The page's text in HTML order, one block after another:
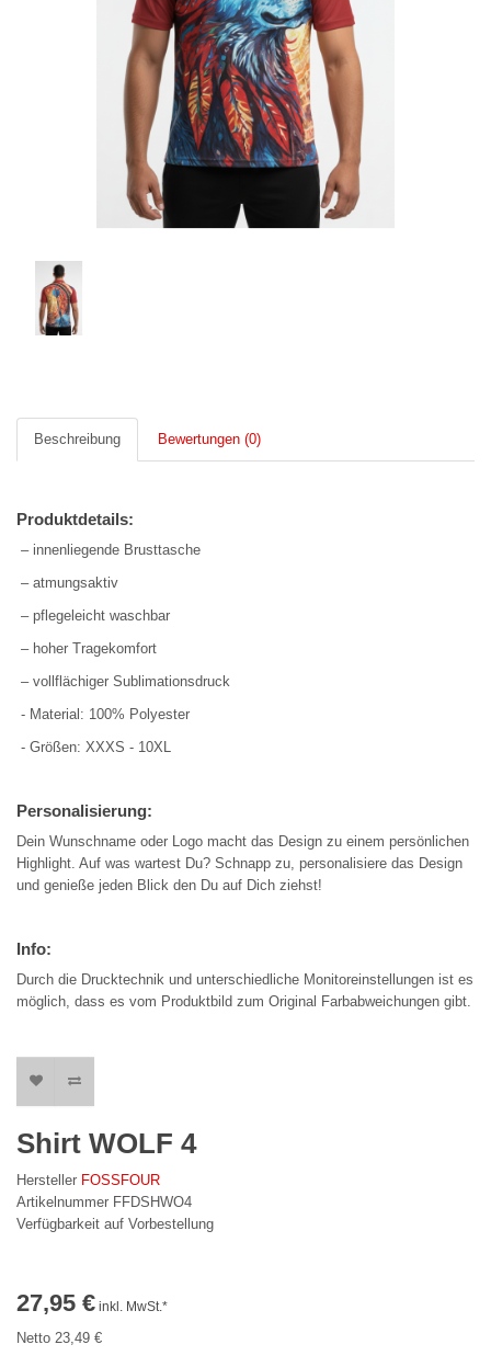
Beschreibung Bewertungen (0)
Produktdetails:
– innenliegende Brusttasche
– atmungsaktiv
– pflegeleicht waschbar
– hoher Tragekomfort
– vollflächiger Sublimationsdruck
- Material: 100% Polyester
- Größen: XXXS - 10XL
Personalisierung:
Dein Wunschname oder Logo macht das Design zu einem persönlichen
Highlight. Auf was wartest Du? Schnapp zu, personalisiere das Design
und genieße jeden Blick den Du auf Dich ziehst!
Info:
Durch die Drucktechnik und unterschiedliche Monitoreinstellungen ist es
möglich, dass es vom Produktbild zum Original Farbabweichungen gibt.
Shirt WOLF 4
Hersteller FOSSFOUR
Artikelnummer FFDSHWO4
Verfügbarkeit auf Vorbestellung
27,95 € inkl. MwSt.*
Netto 23,49 €